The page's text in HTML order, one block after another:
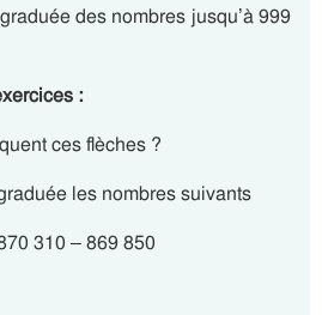
des nombres jusqu’à 999
:
ces flèches ?
les nombres suivants
310 – 869 850